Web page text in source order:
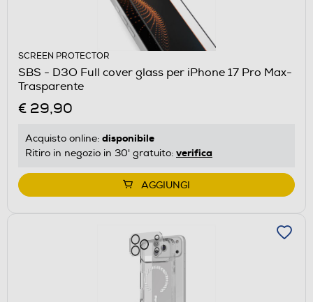
SCREEN PROTECTOR
SBS - D3O Full cover glass per iPhone 17 Pro Max-
Trasparente
€ 29,90
Acquisto online: disponibile
Ritiro in negozio in 30' gratuito: verifica
AGGIUNGI